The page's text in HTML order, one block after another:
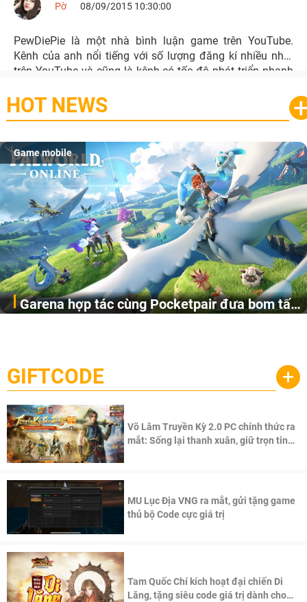
Pờ 08/09/2015 10:30:00
PewDiePie là một nhà bình luận game trên YouTube.
Kênh của anh nổi tiếng với số lượng đăng kí nhiều nhất
trên YouTube và cũng là kênh có tốc độ phát triển nhanh
người đăng kí.
HOT NEWS
Game mobile
Garena hợp tác cùng Pocketpair đưa bom tấn
cầu, theo giấy phép chính thức từ công ty game Nhật Bản
Pocketpair, Inc.
GIFTCODE +
Võ Lâm Truyền Kỳ 2.0 PC chính thức ra
mắt: Sống lại thanh xuân, giữ trọn tinh
MU Lục Địa VNG ra mắt, gửi tặng game
thủ bộ Code cực giá trị
Tam Quốc Chí kích hoạt đại chiến Di
Lăng, tặng siêu code giá trị dành cho